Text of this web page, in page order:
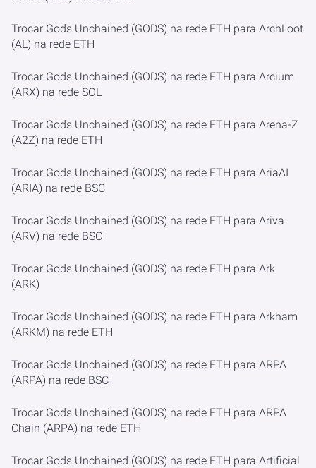
Trocar Gods Unchained (GODS) na rede ETH para ArchLoot
(AL) na rede ETH
Trocar Gods Unchained (GODS) na rede ETH para Arcium
(ARX) na rede SOL
Trocar Gods Unchained (GODS) na rede ETH para Arena-Z
(A2Z) na rede ETH
Trocar Gods Unchained (GODS) na rede ETH para AriaAI
(ARIA) na rede BSC
Trocar Gods Unchained (GODS) na rede ETH para Ariva
(ARV) na rede BSC
Trocar Gods Unchained (GODS) na rede ETH para Ark
(ARK)
Trocar Gods Unchained (GODS) na rede ETH para Arkham
(ARKM) na rede ETH
Trocar Gods Unchained (GODS) na rede ETH para ARPA
(ARPA) na rede BSC
Trocar Gods Unchained (GODS) na rede ETH para ARPA
Chain (ARPA) na rede ETH
Trocar Gods Unchained (GODS) na rede ETH para Artificial